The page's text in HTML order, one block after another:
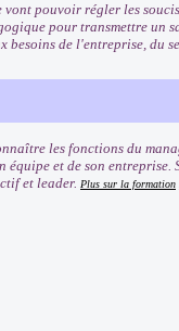
pouvoir régler les
pour transmettre un
de l'entreprise, du
les fonctions du
équipe et de son entreprise.
et leader. Plus sur la formation